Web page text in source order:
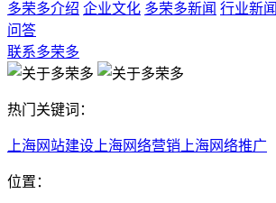
多荣多介绍 企业文化 多荣多新闻 行业新闻
问答
联系多荣多
热门关键词：
上海网站建设 上海网络营销 上海网络推广
位置：